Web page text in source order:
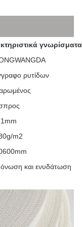
ρυτίδων
m2
και ενυδάτωση